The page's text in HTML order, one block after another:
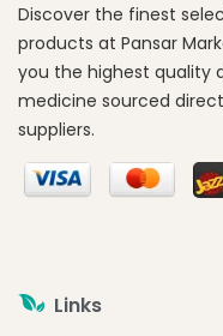
Discover the finest
products at Pansar
you the highest quality
medicine sourced
suppliers.
Links